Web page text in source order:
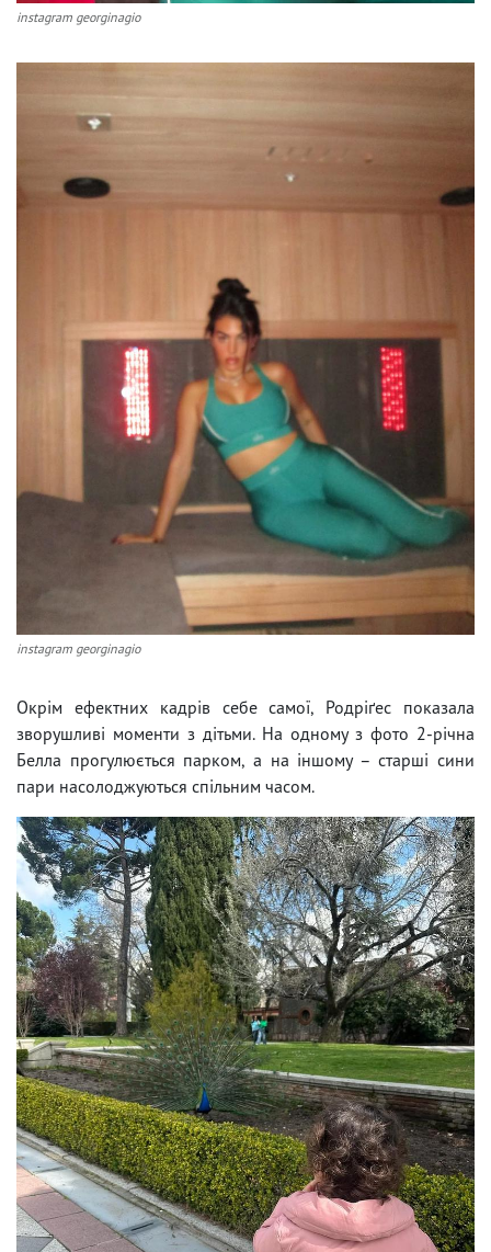
instagram georginagio
instagram georginagio
Окрім ефектних кадрів себе самої, Родріґес показала
зворушливі моменти з дітьми. На одному з фото 2-річна
Белла прогулюється парком, а на іншому – старші сини
пари насолоджуються спільним часом.